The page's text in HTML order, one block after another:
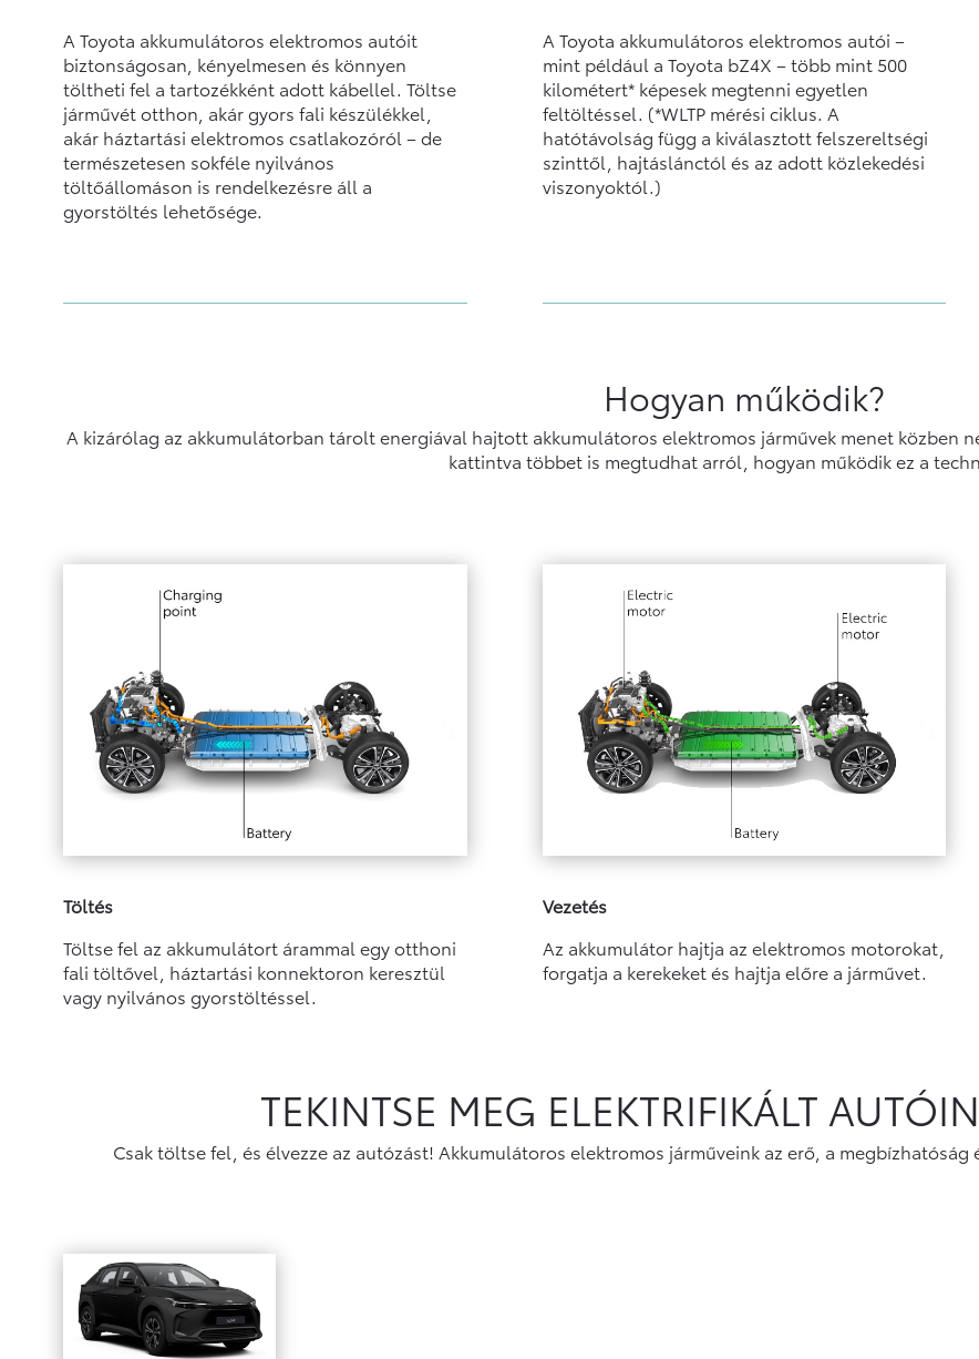
A Toyota akkumulátoros elektromos autóit
biztonságosan, kényelmesen és könnyen
töltheti fel a tartozékként adott kábellel. Töltse
járművét otthon, akár gyors fali készülékkel,
akár háztartási elektromos csatlakozóról – de
természetesen sokféle nyilvános
töltőállomáson is rendelkezésre áll a
gyorstöltés lehetősége.
A Toyota akkumulátoros elektromos autói –
mint például a Toyota bZ4X – több mint 500
kilométert* képesek megtenni egyetlen
feltöltéssel. (*WLTP mérési ciklus. A
hatótávolság függ a kiválasztott felszereltségi
szinttől, hajtáslánctól és az adott közlekedési
viszonyoktól.)
Hogyan működik?
A kizárólag az akkumulátorban tárolt energiával hajtott akkumulátoros elektromos járművek menet közben
kattintva többet is megtudhat arról, hogyan működik ez a
Töltés
Töltse fel az akkumulátort árammal egy otthoni
fali töltővel, háztartási konnektoron keresztül
vagy nyilvános gyorstöltéssel.
Vezetés
Az akkumulátor hajtja az elektromos motorokat,
forgatja a kerekeket és hajtja előre a járművet.
TEKINTSE MEG ELEKTRIFIKÁLT
Csak töltse fel, és élvezze az autózást! Akkumulátoros elektromos járműveink az erő, a